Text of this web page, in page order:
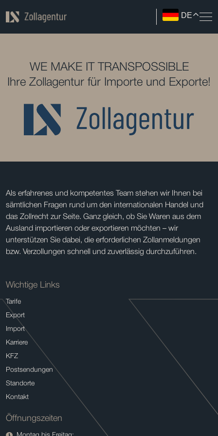
DE
WE MAKE IT TRANSPOSSIBLE
Ihre Zollagentur für Importe und Exporte!
Als erfahrenes und kompetentes Team stehen wir Ihnen bei
sämtlichen Fragen rund um den internationalen Handel und
das Zollrecht zur Seite. Ganz gleich, ob Sie Waren aus dem
Ausland importieren oder exportieren möchten – wir
unterstützen Sie dabei, die erforderlichen Zollanmeldungen
bzw. Verzollungen schnell und zuverlässig durchzuführen.
Wichtige Links
Tarife
Export
Import
Karriere
KFZ
Postsendungen
Standorte
Kontakt
Öffnungszeiten